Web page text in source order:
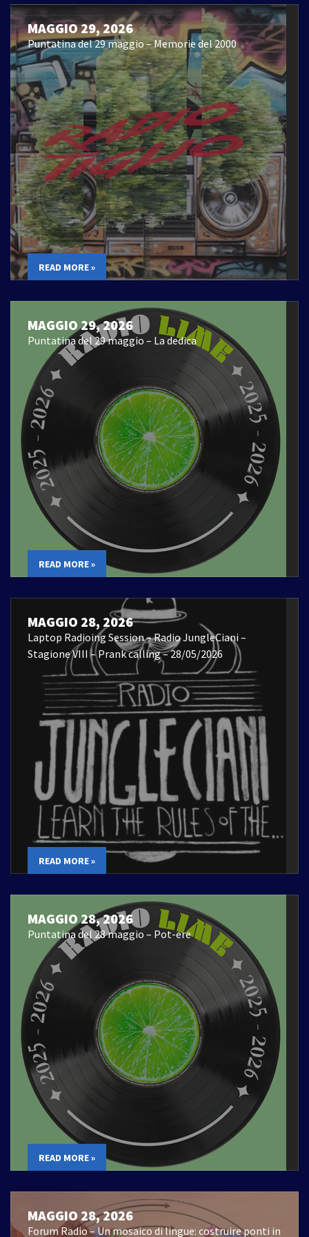
MAGGIO 29, 2026
Puntatina del 29 maggio – Memorie del 2000
READ MORE »
MAGGIO 29, 2026
Puntatina del 29 maggio – La dedica
READ MORE »
MAGGIO 28, 2026
Laptop Radioing Session – Radio JungleCiani –
Stagione VIII – Prank calling – 28/05/2026
READ MORE »
MAGGIO 28, 2026
Puntatina del 28 maggio – Pot-ere
READ MORE »
MAGGIO 28, 2026
Forum Radio – Un mosaico di lingue: costruire ponti in